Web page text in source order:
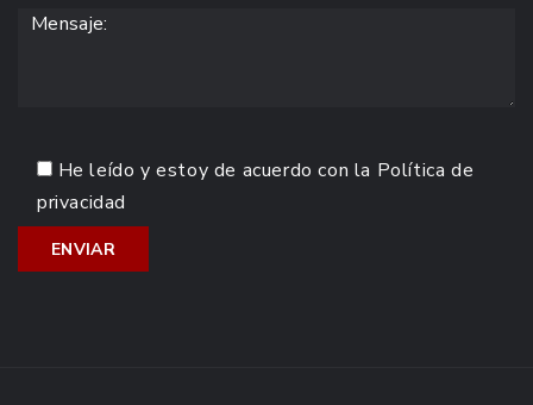
He leído y estoy de acuerdo con la Política de
privacidad